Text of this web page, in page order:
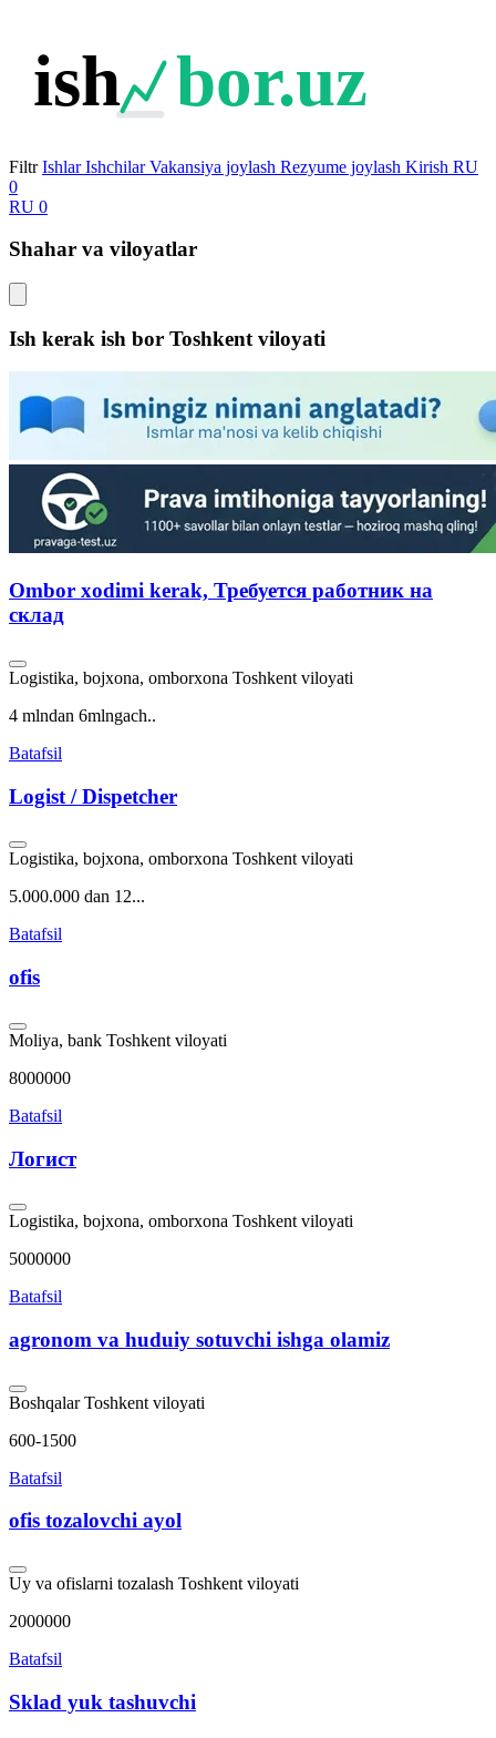
ish bor.uz
Filtr Ishlar Ishchilar Vakansiya joylash Rezyume joylash Kirish RU
0
RU 0
Shahar va viloyatlar
Ish kerak ish bor Toshkent viloyati
Ombor xodimi kerak, Требуется работник на
склад
Logistika, bojxona, omborxona Toshkent viloyati
4 mlndan 6mlngach..
Batafsil
Logist / Dispetcher
Logistika, bojxona, omborxona Toshkent viloyati
5.000.000 dan 12...
Batafsil
ofis
Moliya, bank Toshkent viloyati
8000000
Batafsil
Логист
Logistika, bojxona, omborxona Toshkent viloyati
5000000
Batafsil
agronom va huduiy sotuvchi ishga olamiz
Boshqalar Toshkent viloyati
600-1500
Batafsil
ofis tozalovchi ayol
Uy va ofislarni tozalash Toshkent viloyati
2000000
Batafsil
Sklad yuk tashuvchi